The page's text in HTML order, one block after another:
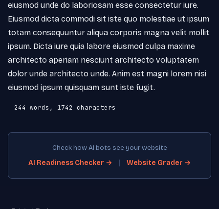
eiusmod unde do laboriosam esse consectetur iure.
Eiusmod dicta commodi sit iste quo molestiae ut ipsum
totam consequuntur aliqua corporis magna velit mollit
ipsum. Dicta iure quia labore eiusmod culpa maxime
architecto aperiam nesciunt architecto voluptatem
dolor unde architecto unde. Anim est magni lorem nisi
eiusmod ipsum quisquam sunt iste fugit.
244 words, 1742 characters
Check how AI bots see your website
AI Readiness Checker →
| Website Grader →